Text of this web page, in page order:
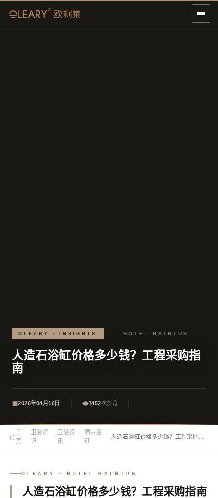
OLEARY · INSIGHTS HOTEL BATHTUB
人造石浴缸价格多少钱？工程采购指
南
2026年04月16日 7452次浏览
首
页
›
卫浴资
讯
›
卫浴资
讯
›
酒店浴
缸
› 人造石浴缸价格多少钱？工程采购指
OLEARY · HOTEL BATHTUB
人造石浴缸价格多少钱？工程采购指南